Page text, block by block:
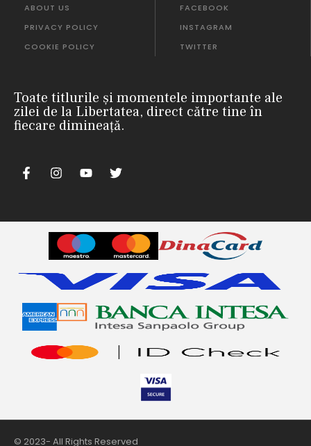
ABOUT US
PRIVACY POLICY
COOKIE POLICY
FACEBOOK
INSTAGRAM
TWITTER
Toate titlurile și momentele importante ale
zilei de la Libertatea, direct către tine în
fiecare dimineață.
© 2023- All Rights Reserved